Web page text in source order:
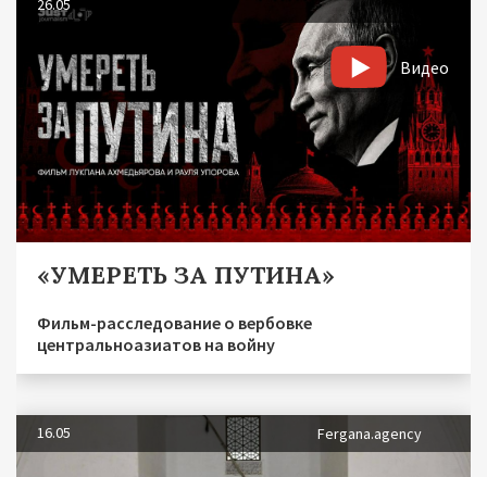
Видео
«УМЕРЕТЬ ЗА ПУТИНА»
Фильм-расследование о вербовке
центральноазиатов на войну
16.05 Fergana.agency